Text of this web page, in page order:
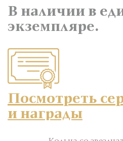
В наличии в
экземпляре.
Посмотреть
и награды